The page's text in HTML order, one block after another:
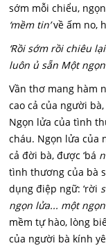
sớm mỗi chiểu,
‘mềm tin’về ấm no,
‘Rồi sớm rồi chiêu lại
luôn ủ sẵn Một
Vần thơ mang hàm
cao cả của người
Ngọn lửa của tình
cháu. Ngọn lửa của
cả đời bà, được ‘bá
tình thương của bà
dụng điệp ngữ: ‘rời
ngọn lửa... một ngọn
mềm tự hào, lòng
của người bà kính